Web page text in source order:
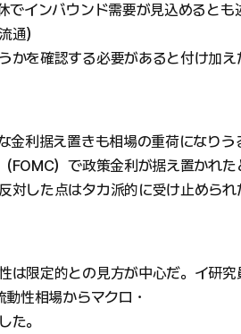
インバウンド需要が見込めるとも
通）
かを確認する必要があると付け加え
利据え置きも相場の重荷になりう
FOMC）で政策金利が据え置かれた
対した点はタカ派的に受け止められ
限定的との見方が中心だ。イ研究
性相場からマクロ・
た。